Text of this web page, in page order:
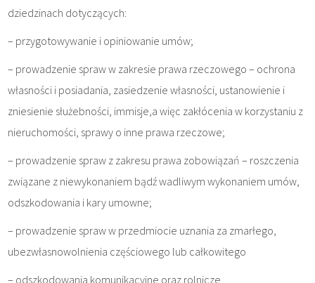
dziedzinach dotyczących:
– przygotowywanie i opiniowanie umów;
– prowadzenie spraw w zakresie prawa rzeczowego – ochrona
własności i posiadania, zasiedzenie własności, ustanowienie i
zniesienie służebności, immisje,a więc zakłócenia w korzystaniu z
nieruchomości, sprawy o inne prawa rzeczowe;
– prowadzenie spraw z zakresu prawa zobowiązań – roszczenia
związane z niewykonaniem bądź wadliwym wykonaniem umów,
odszkodowania i kary umowne;
– prowadzenie spraw w przedmiocie uznania za zmarłego,
ubezwłasnowolnienia częściowego lub całkowitego
– odszkodowania komunikacyjne oraz rolnicze